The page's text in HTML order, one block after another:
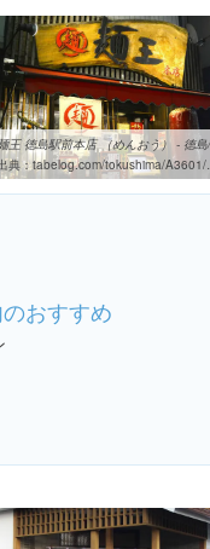
典：tabelog.com/tokushima/A3601/A360101/36000076
おすすめ